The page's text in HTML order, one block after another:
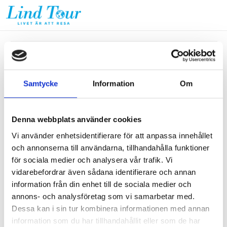
Samtycke Information Om
Denna webbplats använder cookies
Vi använder enhetsidentifierare för att anpassa innehållet
och annonserna till användarna, tillhandahålla funktioner
för sociala medier och analysera vår trafik. Vi
vidarebefordrar även sådana identifierare och annan
information från din enhet till de sociala medier och
annons- och analysföretag som vi samarbetar med.
Dessa kan i sin tur kombinera informationen med annan
information som du har tillhandahållit eller som de har
Vald resa
Destination:
6 - 8 november 2026
Avresa:
Umeå, Avresetid 08:30. Beräknad ankomst 18:00.
Inkluderat i resan:
*Bussresa
*Bussfika
*Del i dubbelrum på Elite Hotel Adlon
*Biljetter parkett rad 12-14.
*Reseledare